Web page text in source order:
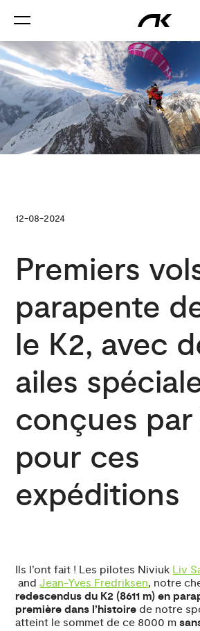
12-08-2024
Premiers
parapente
le K2, avec
ailes
conçues
pour ces
expéditions
Ils l’ont fait ! Les pilotes Niviuk Liv
andJean-Yves Fredriksen, notre
redescendus du K2 (8611 m) en
première dans l’histoire de notre
atteint le sommet de ce 8000 m